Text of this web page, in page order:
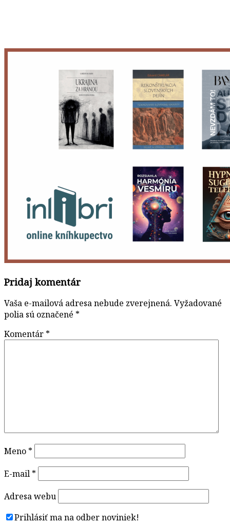
Pridaj komentár
Vaša e-mailová adresa nebude zverejnená. Vyžadované
polia sú označené *
Komentár *
Meno *
E-mail *
Adresa webu
Prihlásiť ma na odber noviniek!